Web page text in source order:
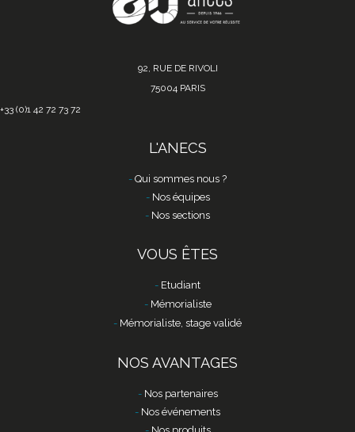
92, RUE DE RIVOLI
75004 PARIS
+33 (0)1 42 72 73 72
L'ANECS
Qui sommes nous ?
Nos équipes
Nos sections
VOUS ÊTES
Etudiant
Mémorialiste
Mémorialiste, stage validé
NOS AVANTAGES
Nos partenaires
Nos événements